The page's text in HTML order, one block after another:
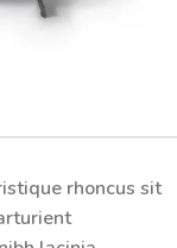
rhoncus sit